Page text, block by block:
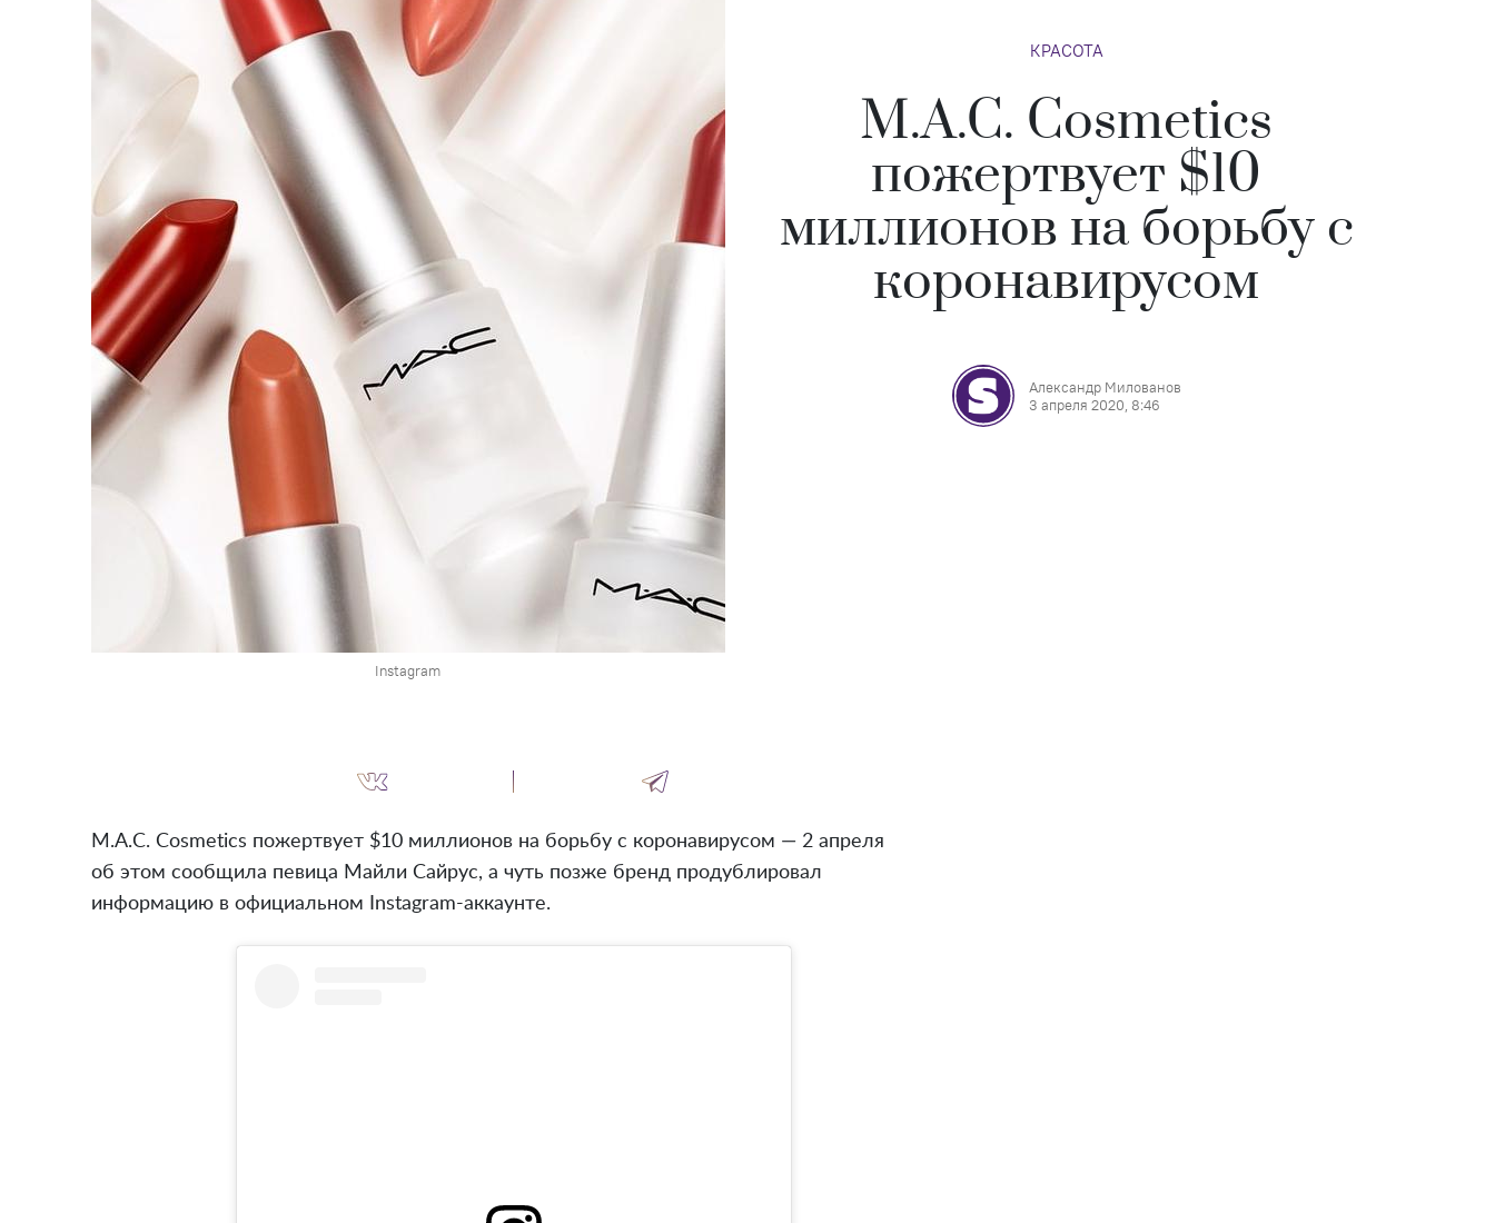
M.A.C. Cosmetics
пожертвует $10
миллионов на борьбу с
коронавирусом
КРАСОТА
Александр Милованов
3 апреля 2020, 8:46
Instagram
M.A.C. Cosmetics пожертвует $10 миллионов на борьбу с коронавирусом — 2 апреля
об этом сообщила певица Майли Сайрус, а чуть позже бренд продублировал
информацию в официальном Instagram-аккаунте.